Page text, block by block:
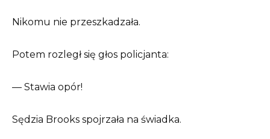
Nikomu nie przeszkadzała.
Potem rozległ się głos policjanta:
— Stawia opór!
Sędzia Brooks spojrzała na świadka.